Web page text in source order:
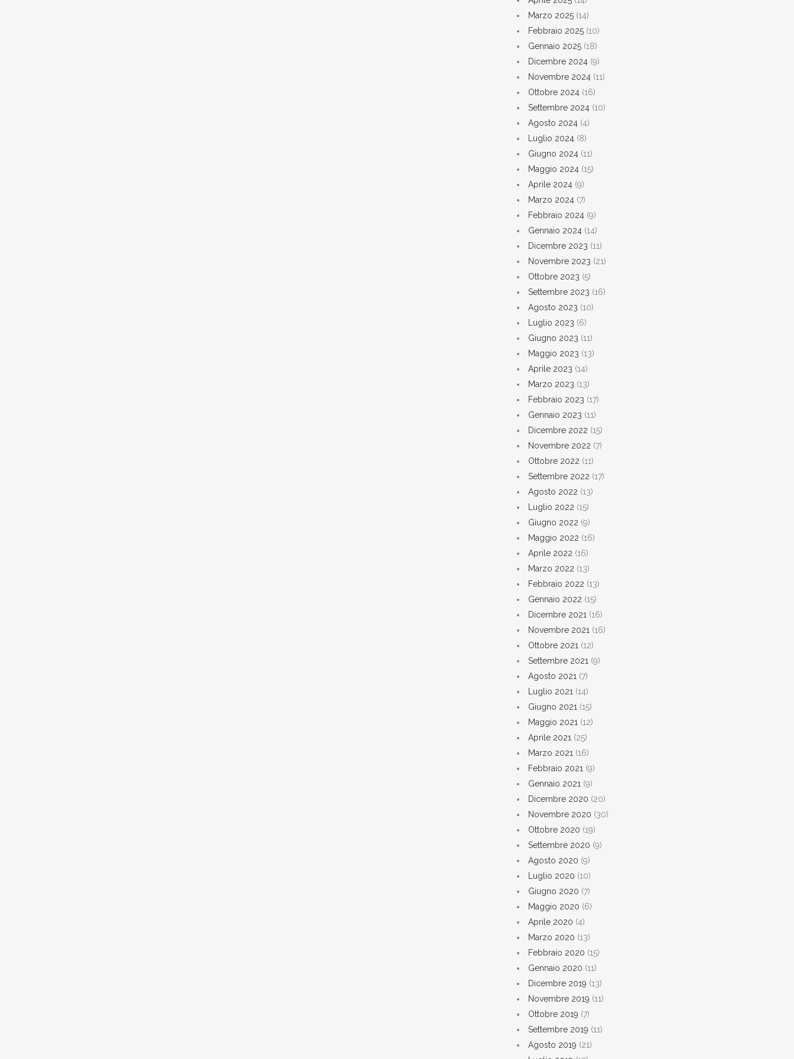
Marzo 2025 (14)
Febbraio 2025 (10)
Gennaio 2025 (18)
Dicembre 2024 (9)
Novembre 2024 (11)
Ottobre 2024 (16)
Settembre 2024 (10)
Agosto 2024 (4)
Luglio 2024 (8)
Giugno 2024 (11)
Maggio 2024 (15)
Aprile 2024 (9)
Marzo 2024 (7)
Febbraio 2024 (9)
Gennaio 2024 (14)
Dicembre 2023 (11)
Novembre 2023 (21)
Ottobre 2023 (5)
Settembre 2023 (16)
Agosto 2023 (10)
Luglio 2023 (6)
Giugno 2023 (11)
Maggio 2023 (13)
Aprile 2023 (14)
Marzo 2023 (13)
Febbraio 2023 (17)
Gennaio 2023 (11)
Dicembre 2022 (15)
Novembre 2022 (7)
Ottobre 2022 (11)
Settembre 2022 (17)
Agosto 2022 (13)
Luglio 2022 (15)
Giugno 2022 (9)
Maggio 2022 (16)
Aprile 2022 (16)
Marzo 2022 (13)
Febbraio 2022 (13)
Gennaio 2022 (15)
Dicembre 2021 (16)
Novembre 2021 (16)
Ottobre 2021 (12)
Settembre 2021 (9)
Agosto 2021 (7)
Luglio 2021 (14)
Giugno 2021 (15)
Maggio 2021 (12)
Aprile 2021 (25)
Marzo 2021 (16)
Febbraio 2021 (9)
Gennaio 2021 (9)
Dicembre 2020 (20)
Novembre 2020 (30)
Ottobre 2020 (19)
Settembre 2020 (9)
Agosto 2020 (9)
Luglio 2020 (10)
Giugno 2020 (7)
Maggio 2020 (6)
Aprile 2020 (4)
Marzo 2020 (13)
Febbraio 2020 (15)
Gennaio 2020 (11)
Dicembre 2019 (13)
Novembre 2019 (11)
Ottobre 2019 (7)
Settembre 2019 (11)
Agosto 2019 (21)